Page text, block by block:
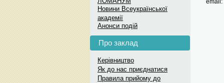
Меседж-бокс:
Новини Всеукраїнської
академії
Анонси подій
Про заклад
Керівництво
Як до нас приєднатися
Правила прийому до
email: